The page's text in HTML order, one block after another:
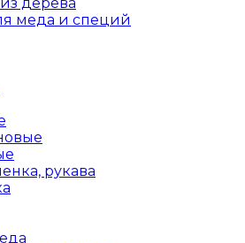
меда и специй
рукава